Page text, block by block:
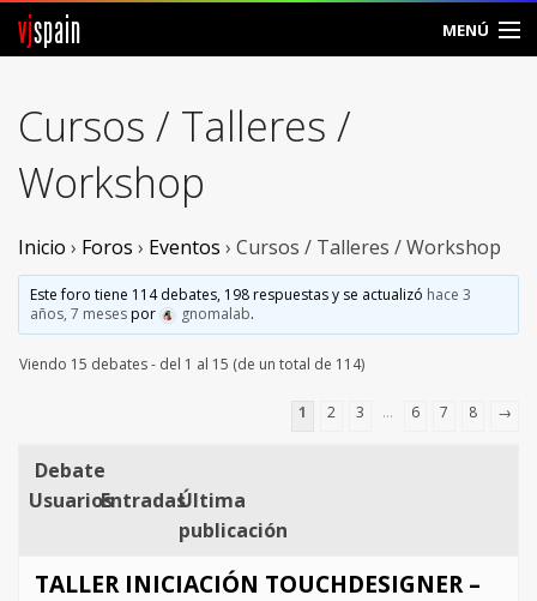
vjspain MENÚ
Foros
Noticias
Vjspain
Ayuda
Contacto
Crear Cuenta
Cursos / Talleres /
Workshop
Inicio › Foros › Eventos › Cursos / Talleres / Workshop
Este foro tiene 114 debates, 198 respuestas y se actualizó hace 3
años, 7 mesespor gnomalab.
Viendo 15 debates - del 1 al 15 (de un total de 114)
1 2 3 … 6 7 8 →
Debate
UsuariosEntradasÚltima
publicación
TALLER INICIACIÓN TOUCHDESIGNER –